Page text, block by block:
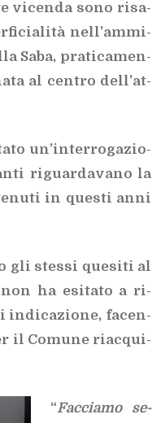
vi­cen­da sono ri­sa­
nel­l’am­mi­
Saba, pra­ti­ca­men­
al cen­tro del­l’at­
un’in­ter­ro­ga­zio­
ri­guar­da­va­no la
in que­sti anni
gli stes­si que­si­ti al
non ha esi­ta­to a ri­
in­di­ca­zio­ne, fa­cen­
il Co­mu­ne riac­qui­
“Fac­cia­mo se­